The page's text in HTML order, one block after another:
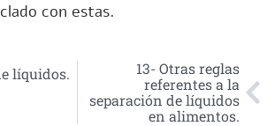
con estas.
líquidos.
13- Otras reglas
referentes a la
separación de líquidos
en alimentos.